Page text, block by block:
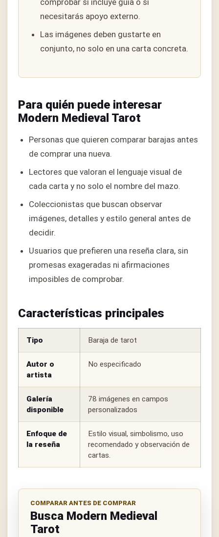
comprobar si incluye guía o si
necesitarás apoyo externo.
Las imágenes deben gustarte en
conjunto, no solo en una carta concreta.
Para quién puede interesar
Modern Medieval Tarot
Personas que quieren comparar barajas antes
de comprar una nueva.
Lectores que valoran el lenguaje visual de
cada carta y no solo el nombre del mazo.
Coleccionistas que buscan observar
imágenes, detalles y estilo general antes de
decidir.
Usuarios que prefieren una reseña clara, sin
promesas exageradas ni afirmaciones
imposibles de comprobar.
Características principales
Tipo Baraja de tarot
Autor o
artista
No especificado
Galería
disponible
78 imágenes en campos
personalizados
Enfoque de
la reseña
Estilo visual, simbolismo, uso
recomendado y observación de
cartas.
COMPARAR ANTES DE COMPRAR
Busca Modern Medieval
Tarot